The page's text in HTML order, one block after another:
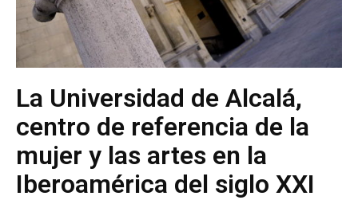
La Universidad de Alcalá,
centro de referencia de la
mujer y las artes en la
Iberoamérica del siglo XXI